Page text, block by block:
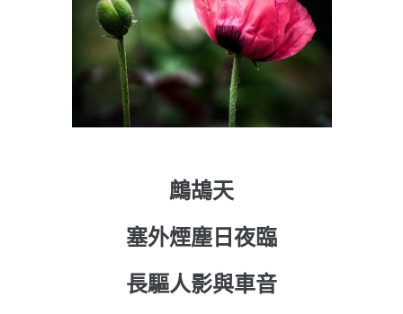
鷓鴣天
塞外煙塵日夜臨
長驅人影與車音